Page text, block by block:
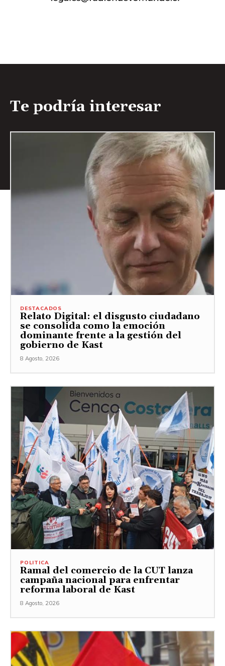
Te podría interesar
DESTACADOS
Relato Digital: el disgusto ciudadano
se consolida como la emoción
dominante frente a la gestión del
gobierno de Kast
8 Agosto, 2026
POLITICA
Ramal del comercio de la CUT lanza
campaña nacional para enfrentar
reforma laboral de Kast
8 Agosto, 2026